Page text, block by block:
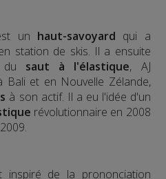
un haut-savoyard qui a
station de skis. Il a ensuite
saut à l'élastique, AJ
Bali et en Nouvelle Zélande,
à son actif. Il a eu l'idée d'un
révolutionnaire en 2008
inspiré de la prononciation